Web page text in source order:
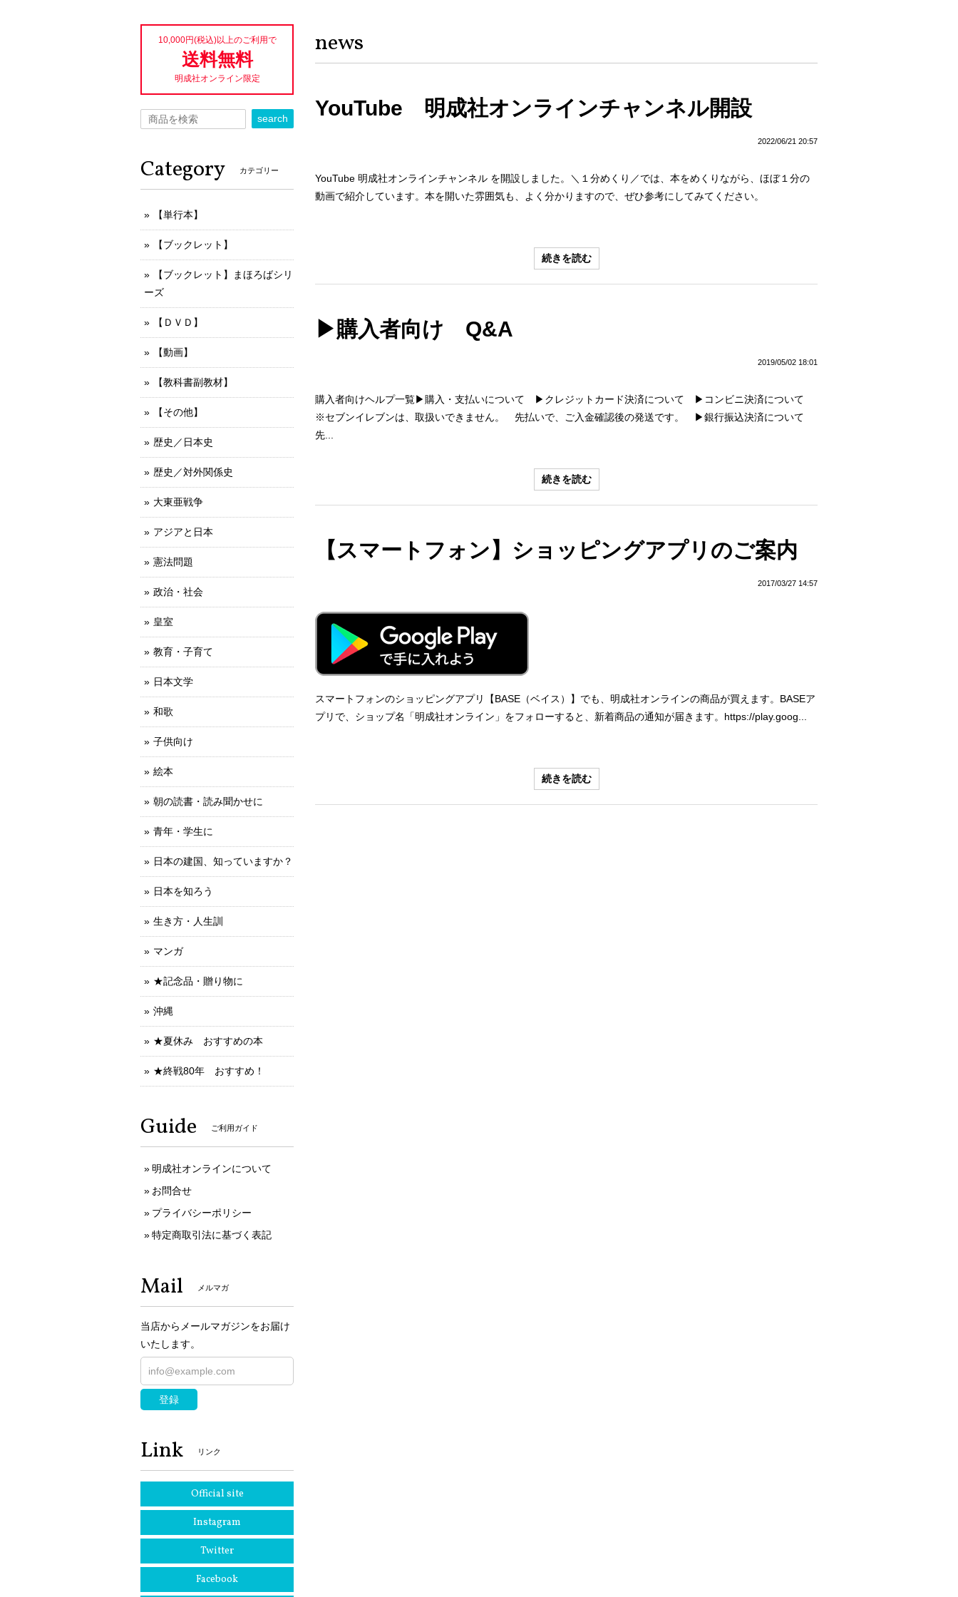
news
YouTube 明成社オンラインチャンネル開設
2022/06/21 20:57
YouTube 明成社オンラインチャンネル を開設しました。＼１分めくり／では、本をめくりながら、ほぼ１分の
動画で紹介しています。本を開いた雰囲気も、よく分かりますので、ぜひ参考にしてみてください。
続きを読む
▶購入者向け Q&A
2019/05/02 18:01
購入者向けヘルプ一覧▶購入・支払いについて ▶クレジットカード決済について ▶コンビニ決済について
※セブンイレブンは、取扱いできません。 先払いで、ご入金確認後の発送です。 ▶銀行振込決済について
先...
続きを読む
【スマートフォン】ショッピングアプリのご案内
2017/03/27 14:57
スマートフォンのショッピングアプリ【BASE（ベイス）】でも、明成社オンラインの商品が買えます。BASEア
プリで、ショップ名「明成社オンライン」をフォローすると、新着商品の通知が届きます。https://play.goog...
続きを読む
10,000円(税込)以上のご利用で
送料無料
明成社オンライン限定
search
Category カテゴリー
【単行本】
【ブックレット】
【ブックレット】まほろばシリ
ーズ
【ＤＶＤ】
【動画】
【教科書副教材】
【その他】
歴史／日本史
歴史／対外関係史
大東亜戦争
アジアと日本
憲法問題
政治・社会
皇室
教育・子育て
日本文学
和歌
子供向け
絵本
朝の読書・読み聞かせに
青年・学生に
日本の建国、知っていますか？
日本を知ろう
生き方・人生訓
マンガ
★記念品・贈り物に
沖縄
★夏休み おすすめの本
★終戦80年 おすすめ！
Guide ご利用ガイド
明成社オンラインについて
お問合せ
プライバシーポリシー
特定商取引法に基づく表記
Mail メルマガ
当店からメールマガジンをお届け
いたします。
登録
Link リンク
Official site
Instagram
Twitter
Facebook